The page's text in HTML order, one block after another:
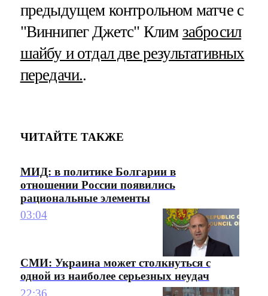
предыдущем контрольном матче с
"Виннипег Джетс" Клим забросил
шайбу и отдал две результативных
передачи..
ЧИТАЙТЕ ТАКЖЕ
МИД: в политике Болгарии в
отношении России появились
рациональные элементы
03:04
СМИ: Украина может столкнуться с
одной из наиболее серьезных неудач
22:36